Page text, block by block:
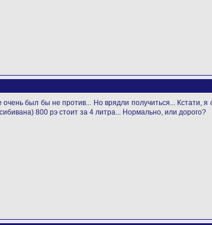
был бы не против... Но врядли получиться... Кстати, я
800 рэ стоит за 4 литра... Нормально, или дорого?